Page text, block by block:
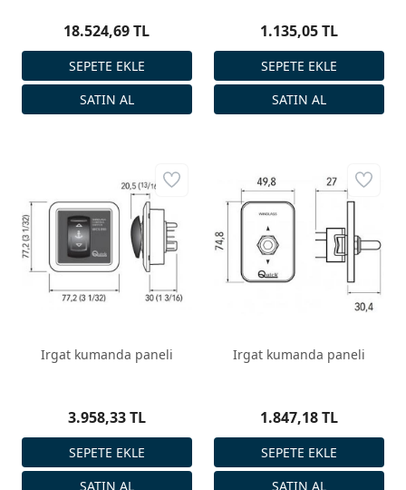
18.524,69 TL 1.135,05 TL
Irgat kumanda paneli
3.958,33 TL
Irgat kumanda paneli
1.847,18 TL